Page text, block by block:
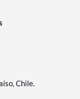
Chile.